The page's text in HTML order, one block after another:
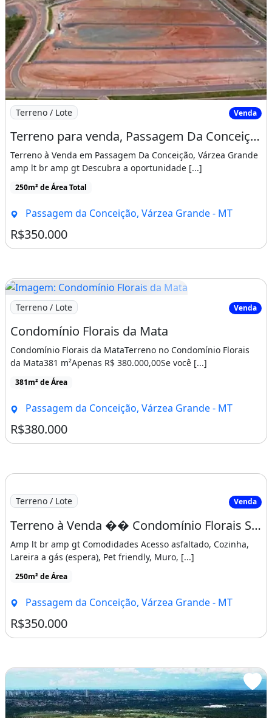
Imagem: Terreno para venda, Passagem Da Conceição
Terreno / Lote Venda
Terreno para venda, Passagem Da Conceição, Varzea Grande
Terreno à Venda em Passagem Da Conceição, Várzea Grande
amp lt br amp gt Descubra a oportunidade [...]
250m² de Área Total
Passagem da Conceição, Várzea Grande - MT
R$350.000
Imagem: Condomínio Florais da Mata
Terreno / Lote Venda
Condomínio Florais da Mata
Condomínio Florais da MataTerreno no Condomínio Florais
da Mata381 m²Apenas R$ 380.000,00Se você [...]
381m² de Área
Passagem da Conceição, Várzea Grande - MT
R$380.000
Terreno / Lote Venda
Terreno à Venda �� Condomínio Florais Sevilha
Amp lt br amp gt Comodidades Acesso asfaltado, Cozinha,
Lareira a gás (espera), Pet friendly, Muro, [...]
250m² de Área
Passagem da Conceição, Várzea Grande - MT
R$350.000